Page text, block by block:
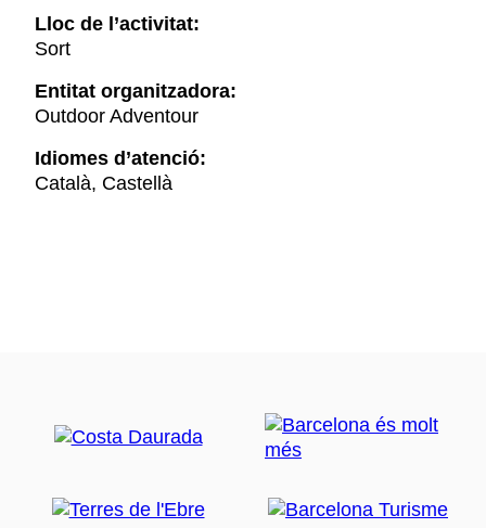
Lloc de l’activitat:
Sort
Entitat organitzadora:
Outdoor Adventour
Idiomes d’atenció:
Català, Castellà